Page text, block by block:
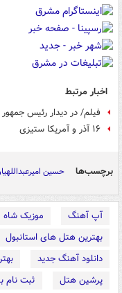
اخبار مرتبط
فیلم/ در دیدار رئیس
۱۶ آذر و آمریکا ستیزی
برچسب‌ها حسین
آپ آهنگ موزیک شاه
بهترین هتل های استانبول
دانلود آهنگ جدید
پرشین هتل
ثبت نام